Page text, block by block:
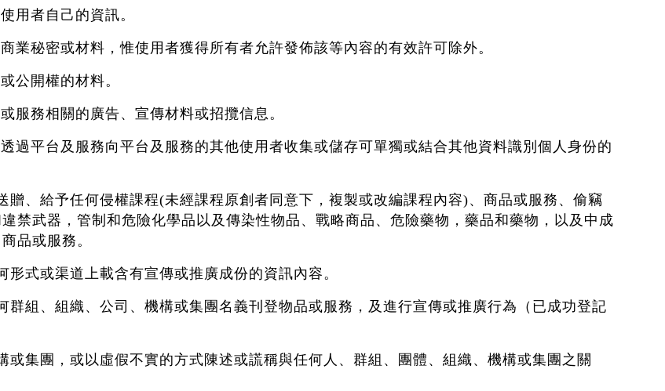
者自己的資訊。
密或材料，惟使用者獲得所有者允許發佈該等內容的有效許可除外。
開權的材料。
務相關的廣告、宣傳材料或招攬信息。
台及服務向平台及服務的其他使用者收集或儲存可單獨或結合其他資料識別個人身份的
、給予任何侵權課程(未經課程原創者同意下，複製或改編課程內容)、商品或服務、偷竊
禁武器，管制和危險化學品以及傳染性物品、戰略商品、危險藥物，藥品和藥物，以及中成
品或服務。
式或渠道上載含有宣傳或推廣成份的資訊內容。
組、組織、公司、機構或集團名義刊登物品或服務，及進行宣傳或推廣行為（已成功登記
集團，或以虛假不實的方式陳述或謊稱與任何人、群組、團體、組織、機構或集團之關